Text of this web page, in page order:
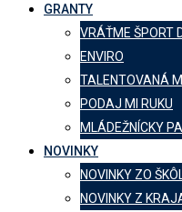
GRANTY
VRÁŤME ŠPORT
ENVIRO
TALENTOVANÁ
PODAJ MI RUKU
MLÁDEŽNÍCKY
NOVINKY
NOVINKY ZO
NOVINKY Z